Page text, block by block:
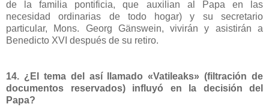
de la familia pontificia, que auxilian al Papa en las
necesidad ordinarias de todo hogar) y su secretario
particular, Mons. Georg Gänswein, vivirán y asistirán a
Benedicto XVI después de su retiro.
14. ¿El tema del así llamado «Vatileaks» (filtración de
documentos reservados) influyó en la decisión del
Papa?